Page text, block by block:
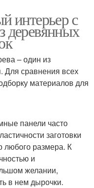
интерьер с
деревянных
– один из
Для сравнения всех
материалов для
панели часто
заготовки
любого размера. К
и
желании,
в нем дырочки.